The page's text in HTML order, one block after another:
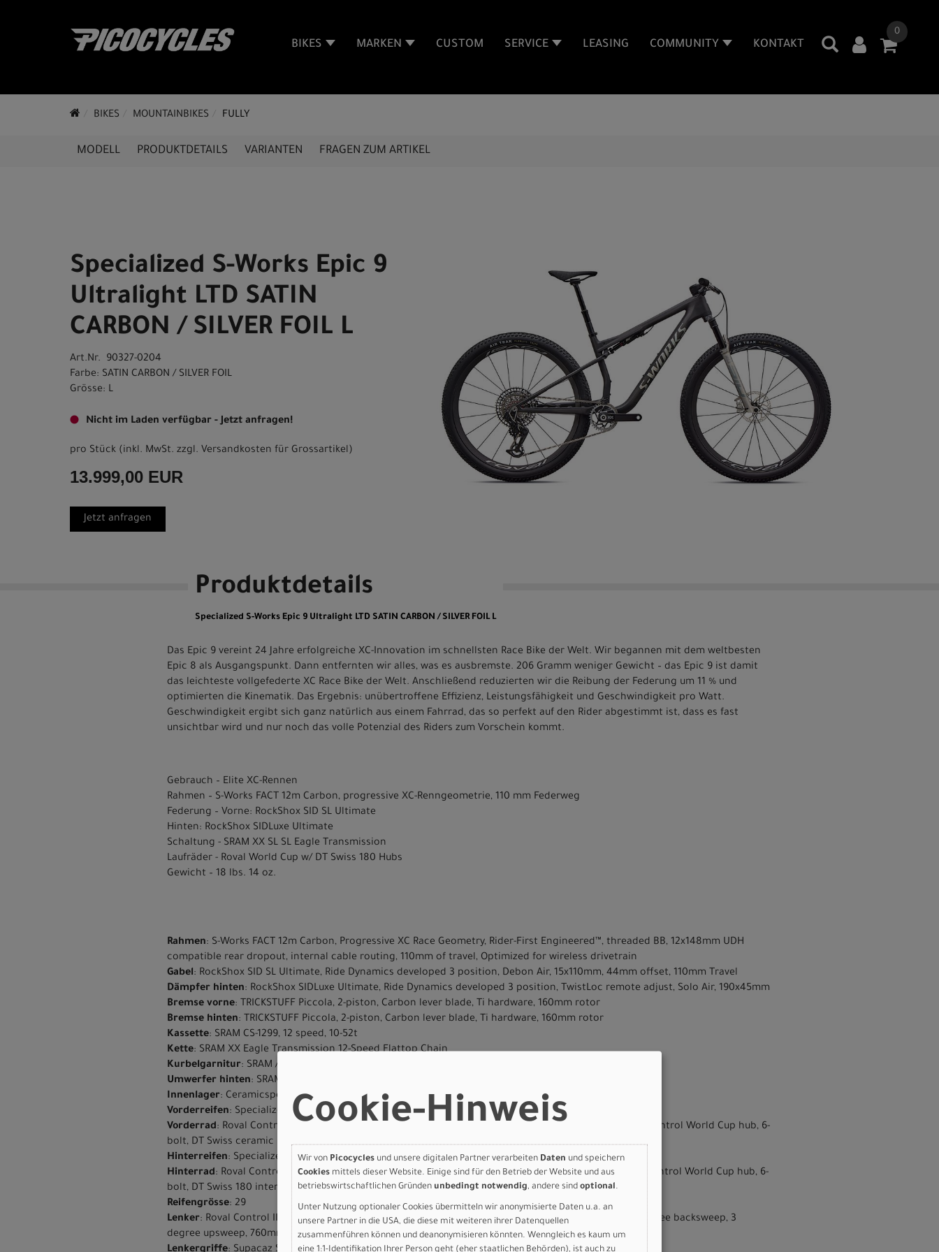
0
BIKES MARKEN CUSTOM SERVICE LEASING COMMUNITY KONTAKT
BIKES MOUNTAINBIKES FULLY
MODELL PRODUKTDETAILS VARIANTEN FRAGEN ZUM ARTIKEL
Specialized S-Works Epic 9
Ultralight LTD SATIN
CARBON / SILVER FOIL L
Art.Nr. 90327-0204
Farbe: SATIN CARBON / SILVER FOIL
Grösse: L
Nicht im Laden verfügbar - Jetzt anfragen!
pro Stück (inkl. MwSt. zzgl. Versandkosten für Grossartikel)
13.999,00 EUR
Jetzt anfragen
Produktdetails
Specialized S-Works Epic 9 Ultralight LTD SATIN CARBON / SILVER FOIL L
Das Epic 9 vereint 24 Jahre erfolgreiche XC-Innovation im schnellsten Race Bike der Welt. Wir begannen mit dem weltbesten
Epic 8 als Ausgangspunkt. Dann entfernten wir alles, was es ausbremste. 206 Gramm weniger Gewicht – das Epic 9 ist damit
das leichteste vollgefederte XC Race Bike der Welt. Anschließend reduzierten wir die Reibung der Federung um 11 % und
optimierten die Kinematik. Das Ergebnis: unübertroffene Effizienz, Leistungsfähigkeit und Geschwindigkeit pro Watt.
Geschwindigkeit ergibt sich ganz natürlich aus einem Fahrrad, das so perfekt auf den Rider abgestimmt ist, dass es fast
unsichtbar wird und nur noch das volle Potenzial des Riders zum Vorschein kommt.
Gebrauch – Elite XC-Rennen
Rahmen – S-Works FACT 12m Carbon, progressive XC-Renngeometrie, 110 mm Federweg
Federung – Vorne: RockShox SID SL Ultimate
Hinten: RockShox SIDLuxe Ultimate
Schaltung - SRAM XX SL SL Eagle Transmission
Laufräder - Roval World Cup w/ DT Swiss 180 Hubs
Gewicht – 18 lbs. 14 oz.
Rahmen: S-Works FACT 12m Carbon, Progressive XC Race Geometry, Rider-First Engineered™, threaded BB, 12x148mm UDH
compatible rear dropout, internal cable routing, 110mm of travel, Optimized for wireless drivetrain
Gabel: RockShox SID SL Ultimate, Ride Dynamics developed 3 position, Debon Air, 15x110mm, 44mm offset, 110mm Travel
Dämpfer hinten: RockShox SIDLuxe Ultimate, Ride Dynamics developed 3 position, TwistLoc remote adjust, Solo Air, 190x45mm
Bremse vorne: TRICKSTUFF Piccola, 2-piston, Carbon lever blade, Ti hardware, 160mm rotor
Bremse hinten: TRICKSTUFF Piccola, 2-piston, Carbon lever blade, Ti hardware, 160mm rotor
Kassette: SRAM CS-1299, 12 speed, 10-52t
Kette: SRAM XX Eagle Transmission 12-Speed Flattop Chain
Kurbelgarnitur: SRAM / XX SL Eagle Crankset, DUB SM:165mm, M-XL:170mm, 34T
Umwerfer hinten: SRAM XX Eagle AXS
Innenlager: Ceramicspeed Alpha, DUB
Vorderreifen: Specialized Air Trak, Flex Lite Casing, T5/T7 Compound, 29x2.35
Vorderrad: Roval Control World Cup, Mini hooked carbon, 28.5mm inner width, tubeless ready, Roval Control World Cup hub, 6-
bolt, DT Swiss ceramic bearings, Roval Carbon spokes w/ Ti end pieces
Hinterreifen: Specialized Air Trak, Flex Lite Casing, T5/T7 Compound, 29x2.35
Hinterrad: Roval Control World Cup, Mini hooked carbon, 28.5mm inner width, tubeless ready, Roval Control World Cup hub, 6-
bolt, DT Swiss 180 internals, Roval Carbon spokes w/ Ti end pieces
Reifengrösse: 29
Lenker: Roval Control II Integrated cockpit, 60mm/70mm X- 6 degree integrated stem, 5mm rise, 9-degree backsweep, 3
degree upsweep, 760mm wide
Cookie-Hinweis
Wir von Picocycles und unsere digitalen Partner verarbeiten Daten und speichern
Cookies mittels dieser Website. Einige sind für den Betrieb der Website und aus
betriebswirtschaftlichen Gründen unbedingt notwendig, andere sind optional.
Unter Nutzung optionaler Cookies übermitteln wir anonymisierte Daten u.a. an
unsere Partner in die USA, die diese mit weiteren ihrer Datenquellen
zusammenführen können und deanonymisieren könnten. Wenngleich es kaum um
eine 1:1-Identifikation Ihrer Person geht (eher staatlichen Behörden), ist auch zu